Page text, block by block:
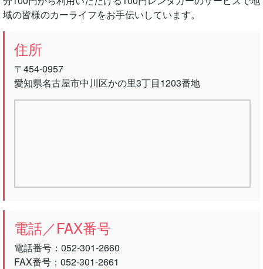
域の皆様のカーライフをお手伝いしています。
住所
〒454-0957
愛知県名古屋市中川区かの里3丁目1203番地
電話／FAX番号
電話番号： 052-301-2660
FAX番号：052-301-2661